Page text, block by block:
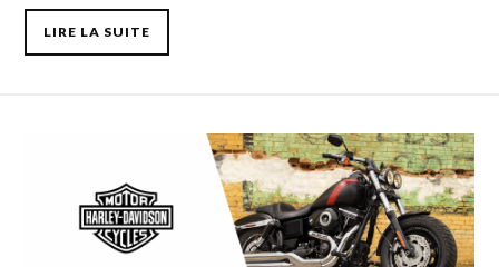
LIRE LA SUITE